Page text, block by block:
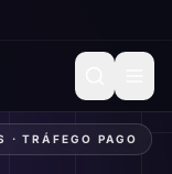
TRÁFEGO PAGO